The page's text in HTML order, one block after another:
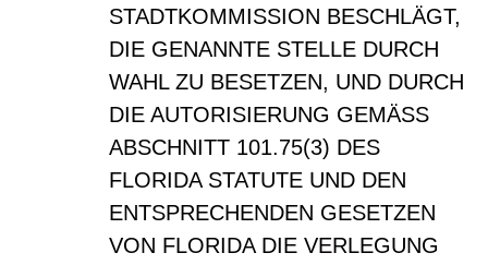
STADTKOMMISSION BESCHLÄGT,
DIE GENANNTE STELLE DURCH
WAHL ZU BESETZEN, UND DURCH
DIE AUTORISIERUNG GEMÄSS
ABSCHNITT 101.75(3) DES
FLORIDA STATUTE UND DEN
ENTSPRECHENDEN GESETZEN
VON FLORIDA DIE VERLEGUNG